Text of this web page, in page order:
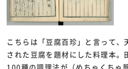
こちらは「豆腐百珍」と言って
された豆腐を題材にした料理本。
100種の調理法が（めちゃくちゃ